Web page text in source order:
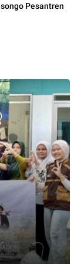
Pesantren